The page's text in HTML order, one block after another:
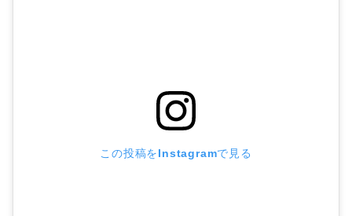
この投稿をInstagramで見る